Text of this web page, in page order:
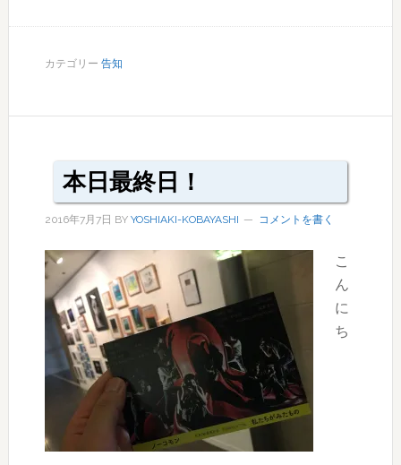
ノ
ー
コ
モ
ン
の
ギ
ャ
リ
ー
NIW
展
カテゴリー 告知
本日最終日！
2016年7月7日 BY YOSHIAKI-KOBAYASHI コメントを書く
こ
ん
に
ち